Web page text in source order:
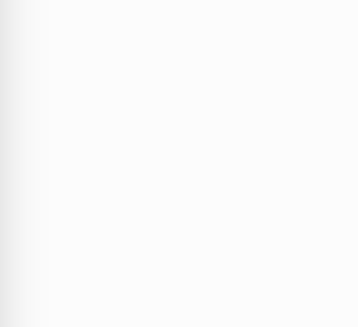
"Levei um
a pouco
mensagem
apoio e
O caso
todos os
Rua
Este caso